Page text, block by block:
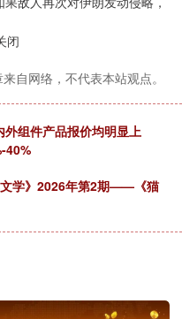
闭
自网络，不代表本站观点。
组件产品报价均明显上
40%
学》2026年第2期——《猫